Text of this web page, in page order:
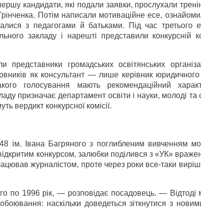
кандидати, які подали заявки, прослухали
Потім написали мотиваційне есе,
з педагогами й батьками. Під час третього
закладу і нарешті представили конкурсній
представники громадських освітянських
як консультант — лише керівник юридичного
голосування мають рекомендаційний
призначає департамент освіти і науки, молоді та
вердикт конкурсної комісії.
ім. Івана Багряного з поглибленим вивченням
конкурсом, залюбки поділився з «УК»
журналістом, проте через роки все-таки
по 1996 рік, — розповідає посадовець. —
наскільки доведеться зіткнутися з